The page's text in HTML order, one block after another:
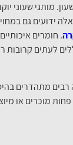
מותגי שעוני
ידועים גם
. חומרים
לעתים קרובות
רבים מתהדרים
מוכרים או